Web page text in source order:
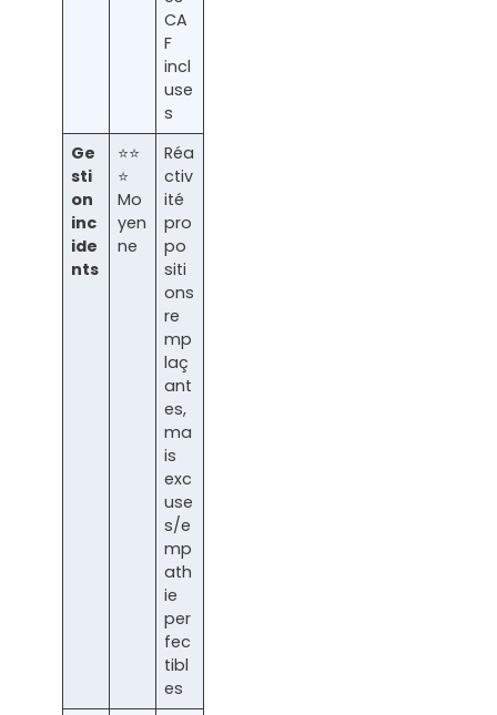
CA
F
incl
use
s
Ge
sti
on
inc
ide
nts
⭐⭐
⭐
Mo
yen
ne
Réa
ctiv
ité
pro
po
siti
ons
re
mp
laç
ant
es,
ma
is
exc
use
s/e
mp
ath
ie
per
fec
tibl
es